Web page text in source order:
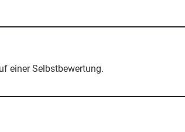
einer Selbstbewertung.